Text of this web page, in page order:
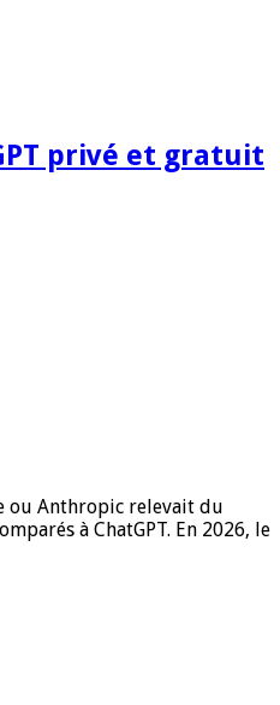
privé et gratuit
ou Anthropic relevait du
à ChatGPT. En 2026, le